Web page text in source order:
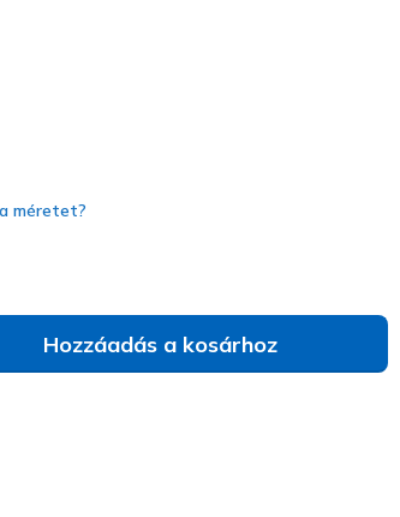
méretet?
Hozzáadás a kosárhoz